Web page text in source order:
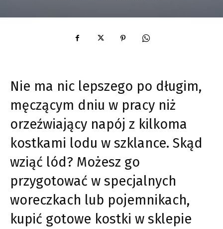
Nie ma nic lepszego po długim,
męczącym dniu w pracy niż
orzeźwiający napój z kilkoma
kostkami lodu w szklance. Skąd
wziąć lód? Możesz go
przygotować w specjalnych
woreczkach lub pojemnikach,
kupić gotowe kostki w sklepie